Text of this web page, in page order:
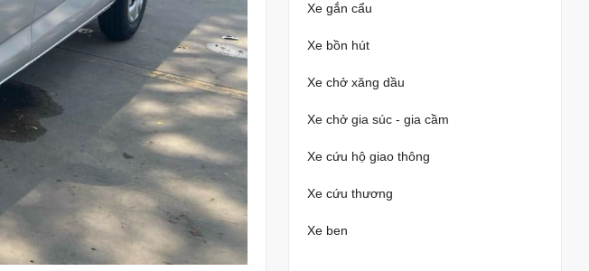
Xe gắn cẩu
Xe bồn hút
Xe chở xăng dầu
Xe chở gia súc - gia cầm
Xe cứu hộ giao thông
Xe cứu thương
Xe ben